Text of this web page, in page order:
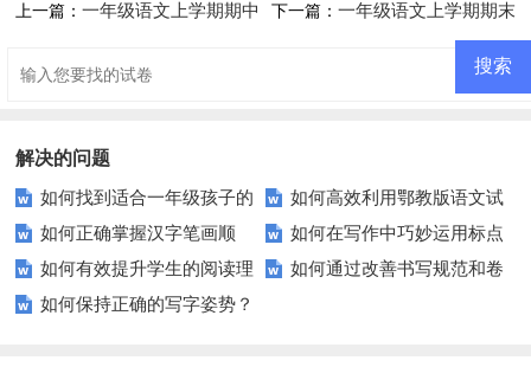
上一篇：一年级语文上学期期中 下一篇： 一年级语文上学期期末
解决的问题
如何找到适合一年级孩子的
优质语文试卷？
如何高效利用鄂教版语文试
题提升成绩？
如何正确掌握汉字笔画顺
序？这些建议助你一臂之力！
如何在写作中巧妙运用标点
符号？
如何有效提升学生的阅读理
解能力？
如何通过改善书写规范和卷
如何保持正确的写字姿势？